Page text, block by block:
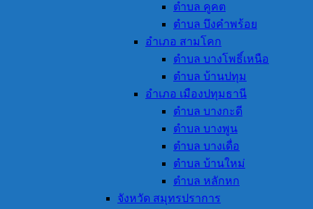
ตำบล คูคต
ตำบล บึงคำพร้อย
อำเภอ สามโคก
ตำบล บางโพธิ์เหนือ
ตำบล บ้านปทุม
อำเภอ เมืองปทุมธานี
ตำบล บางกะดี
ตำบล บางพูน
ตำบล บางเดื่อ
ตำบล บ้านใหม่
ตำบล หลักหก
จังหวัด สมุทรปราการ